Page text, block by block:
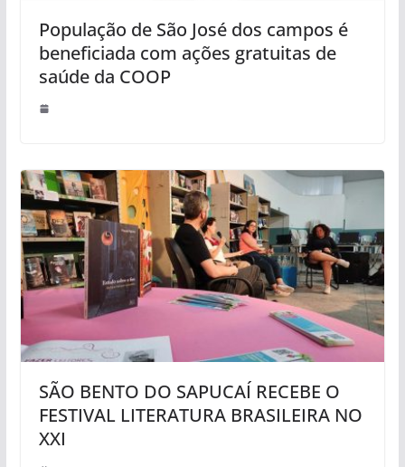
População de São José dos campos é
beneficiada com ações gratuitas de
saúde da COOP
SÃO BENTO DO SAPUCAÍ RECEBE O
FESTIVAL LITERATURA BRASILEIRA NO
XXI